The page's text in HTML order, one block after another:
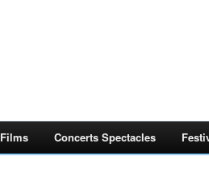
Films Concerts Spectacles